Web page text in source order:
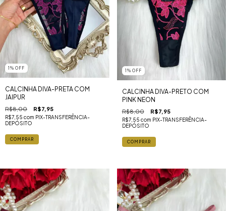
1 % OFF
CALCINHA DIVA-PRETA COM
JAIPUR
R$8,00 R$7,95
R$7,55 com PIX-TRANSFERÊNCIA-
DEPÓSITO
1 % OFF
CALCINHA DIVA-PRETO COM
PINK NEON
R$8,00 R$7,95
R$7,55 com PIX-TRANSFERÊNCIA-
DEPÓSITO